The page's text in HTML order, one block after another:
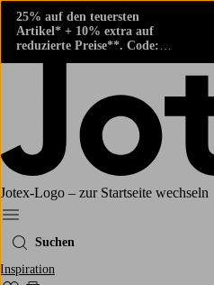
25% auf den teuersten
Artikel* + 10% extra auf
reduzierte Preise**. Code:
424882
Jotex-Logo – zur Startseite wechseln
Ellos‘ Menü
Suchen
Inspiration